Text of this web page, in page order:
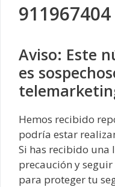
911967404
Aviso: Este
es
Hemos recibido
podría estar
Si has recibido una
precaución y
para proteger tu